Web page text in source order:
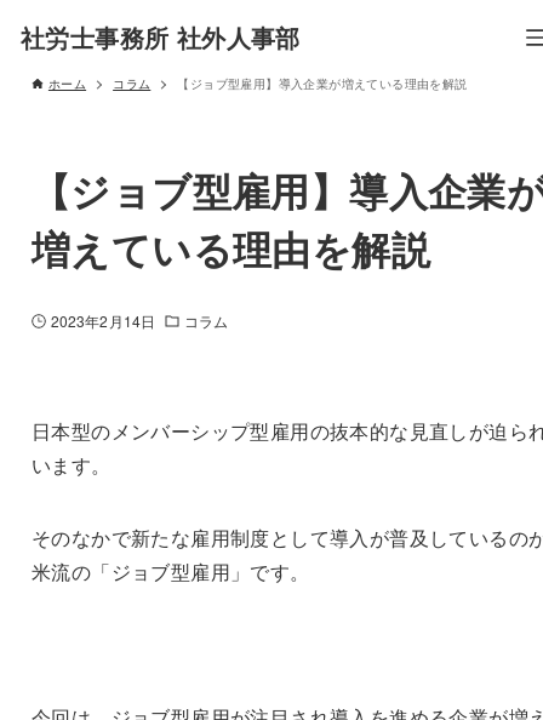
社労士事務所 社外人事部
ホーム コラム 【ジョブ型雇用】導入企業が増えている理由を解説
【ジョブ型雇用】導入企業
増えている理由を解説
2023年2月14日 コラム
日本型のメンバーシップ型雇用の抜本的な見直しが迫ら
います。
そのなかで新たな雇用制度として導入が普及しているの
米流の「ジョブ型雇用」です。